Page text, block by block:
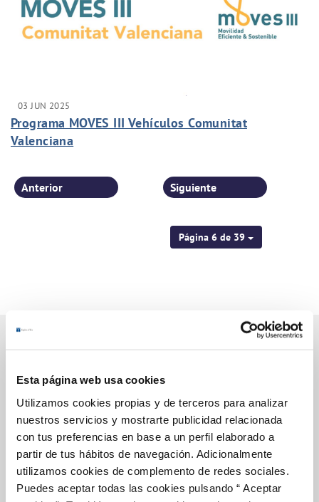
Esta página web usa cookies
Utilizamos cookies propias y de terceros para analizar
nuestros servicios y mostrarte publicidad relacionada
con tus preferencias en base a un perfil elaborado a
partir de tus hábitos de navegación. Adicionalmente
utilizamos cookies de complemento de redes sociales.
Puedes aceptar todas las cookies pulsando “ Aceptar
03 JUN 2025
Programa MOVES III Vehículos Comunitat
Valenciana
Página 6 de 39
Anterior Siguiente
Gestiones Online
FACTURAS, PAGOS Y CONSUMOS
CONTRATOS
MODIFICACIÓN DE DATOS